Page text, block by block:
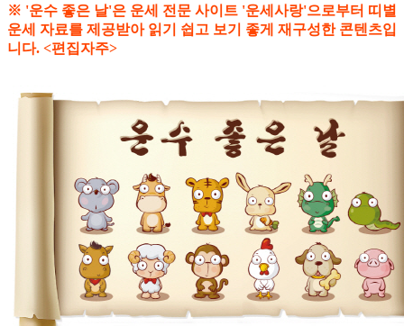
※ '운수 좋은 날'은 운세 전문 사이트 '운세사랑'으로부터 띠별
운세 자료를 제공받아 읽기 쉽고 보기 좋게 재구성한 콘텐츠입
니다. <편집자주>